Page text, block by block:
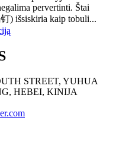
pervertinti. Štai
) išsiskiria kaip tobuli...
STREET, YUHUA
HEBEI, KINIJA